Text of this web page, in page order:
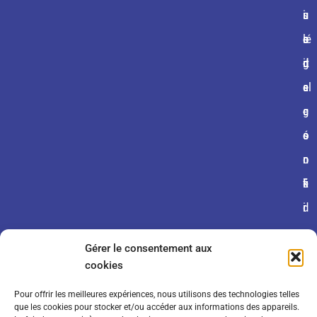
Gérer le consentement aux
cookies
Pour offrir les meilleures expériences, nous utilisons des technologies telles
que les cookies pour stocker et/ou accéder aux informations des appareils.
s
lé
g
al
e
s
i
o
n
s
g
é
n
é
r
a
l
u
e
d
e
c
o
n
fi
d
e
n
u
e
d
e
c
o
o
k
i
e
s
u
s
it
e